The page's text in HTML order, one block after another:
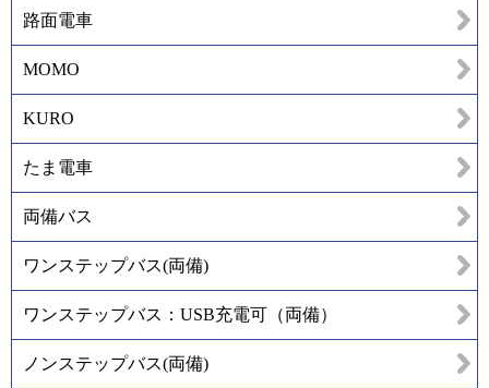
路面電車
MOMO
KURO
たま電車
両備バス
ワンステップバス(両備)
ワンステップバス：USB充電可（両備）
ノンステップバス(両備)